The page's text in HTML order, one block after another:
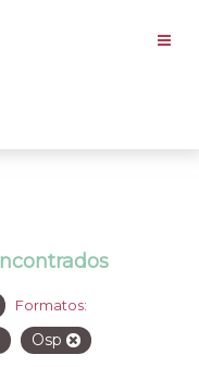
Formatos:
Osp